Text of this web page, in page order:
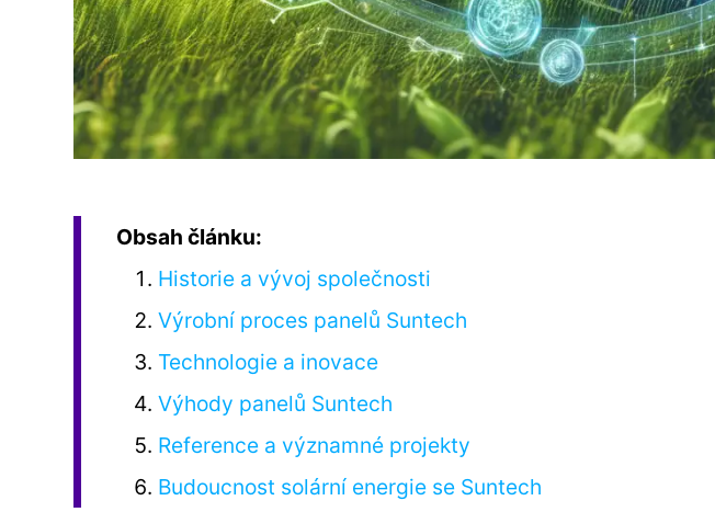
Obsah článku:
Historie a vývoj společnosti
Výrobní proces panelů Suntech
Technologie a inovace
Výhody panelů Suntech
Reference a významné projekty
Budoucnost solární energie se Suntech